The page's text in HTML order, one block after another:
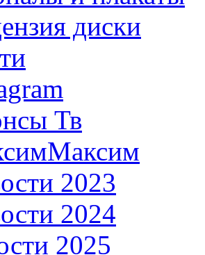
диски
Тв
2023
2024
2025